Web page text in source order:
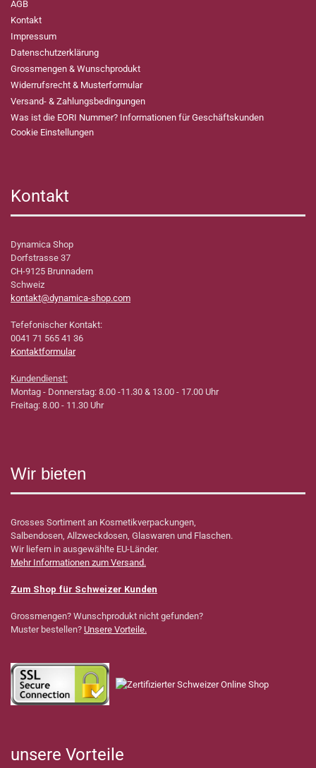
AGB
Kontakt
Impressum
Datenschutzerklärung
Grossmengen & Wunschprodukt
Widerrufsrecht & Musterformular
Versand- & Zahlungsbedingungen
Was ist die EORI Nummer? Informationen für Geschäftskunden
Cookie Einstellungen
Kontakt
Dynamica Shop
Dorfstrasse 37
CH-9125 Brunnadern
Schweiz
kontakt@dynamica-shop.com
Tefefonischer Kontakt:
0041 71 565 41 36
Kontaktformular
Kundendienst:
Montag - Donnerstag: 8.00 -11.30 & 13.00 - 17.00 Uhr
Freitag: 8.00 - 11.30 Uhr
Wir bieten
Grosses Sortiment an Kosmetikverpackungen,
Salbendosen, Allzweckdosen, Glaswaren und Flaschen.
Wir liefern in ausgewählte EU-Länder.
Mehr Informationen zum Versand.
Zum Shop für Schweizer Kunden
Grossmengen? Wunschprodukt nicht gefunden?
Muster bestellen? Unsere Vorteile.
unsere Vorteile